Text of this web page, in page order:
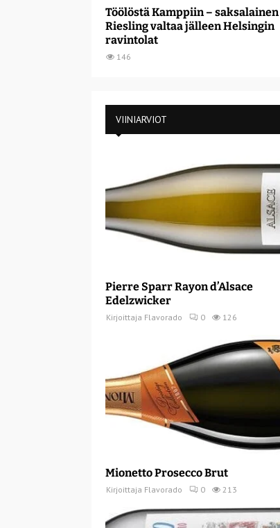
Töölöstä Kamppiin – saksalainen
Riesling valtaa jälleen Helsingin
ravintolat
146
VIINIARVIOT
Pierre Sparr Rayon d’Alsace
Edelzwicker
Kirjoittaja Flavorado 0 126
Mionetto Prosecco Brut
Kirjoittaja Flavorado 0 213